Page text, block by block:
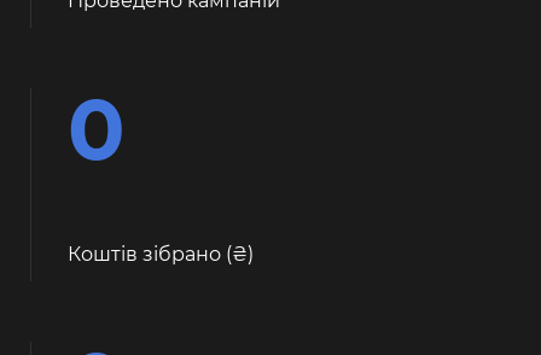
0
Коштів зібрано ( )